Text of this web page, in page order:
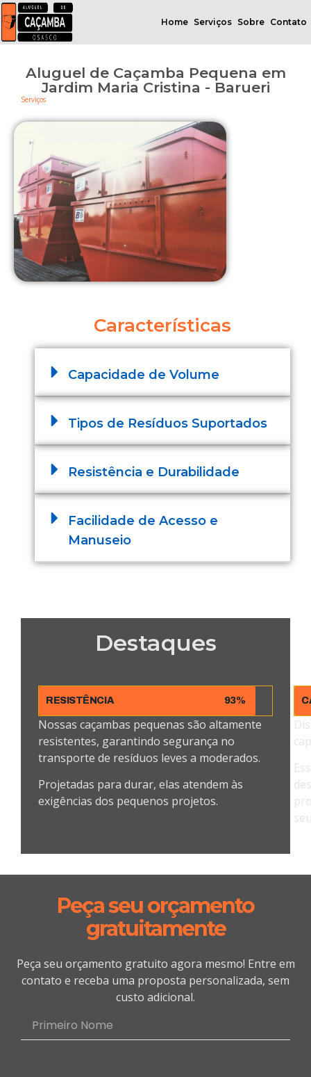
Home Serviços Sobre Contato
Aluguel de Caçamba Pequena em
Jardim Maria Cristina - Barueri
Serviços
Características
Capacidade de Volume
Tipos de Resíduos Suportados
Resistência e Durabilidade
Facilidade de Acesso e
Manuseio
Destaques
RESISTÊNCIA 93%
Nossas caçambas pequenas são altamente
resistentes, garantindo segurança no
transporte de resíduos leves a moderados.
Projetadas para durar, elas atendem às
exigências dos pequenos projetos.
Peça seu orçamento
gratuitamente
Peça seu orçamento gratuito agora mesmo! Entre em
contato e receba uma proposta personalizada, sem
custo adicional.